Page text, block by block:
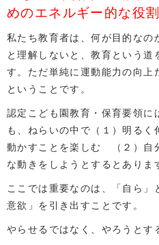
めのエネルギー的な役割
私たち教育者は、何が目的なの
と理解しないと、教育という道
す。ただ単純に運動能力の向上
ということです。
認定こども園教育・保育要領に
も、ねらいの中で（１）明るく
動かすことを楽しむ （２）自
な動きをしようとするとありま
ここでは重要なのは、「自ら」
意欲」を引き出すことです。
やらせるではなく、やろうとす